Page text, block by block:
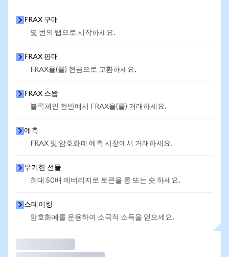
FRAX 구매
몇 번의 탭으로 시작하세요.
FRAX 판매
FRAX을(를) 현금으로 교환하세요.
FRAX 스왑
블록체인 전반에서 FRAX을(를) 거래하세요.
예측
FRAX 및 암호화폐 예측 시장에서 거래하세요.
무기한 선물
최대 50배 레버리지로 토큰을 롱 또는 숏 하세요.
스테이킹
암호화폐를 운용하여 소극적 소득을 얻으세요.